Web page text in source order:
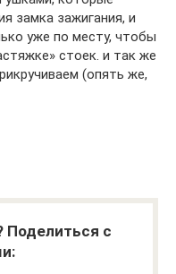
замка зажигания, и
уже по месту, чтобы
стоек. и так же
(опять же,
Поделиться с